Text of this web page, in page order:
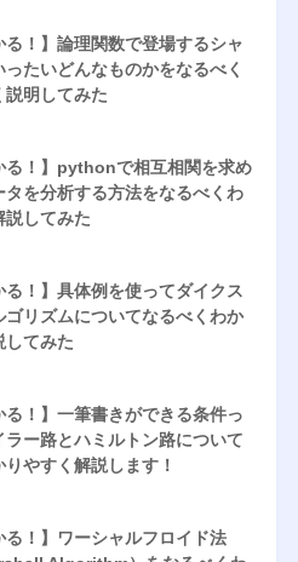
る！】論理関数で登場するシャ
ったいどんなものかをなるべく
説明してみた
る！】pythonで相互相関を求め
タを分析する方法をなるべくわ
説してみた
る！】具体例を使ってダイクス
ゴリズムについてなるべくわか
してみた
る！】一筆書きができる条件っ
ラー路とハミルトン路について
やすく解説します！
る！】ワーシャルフロイド法